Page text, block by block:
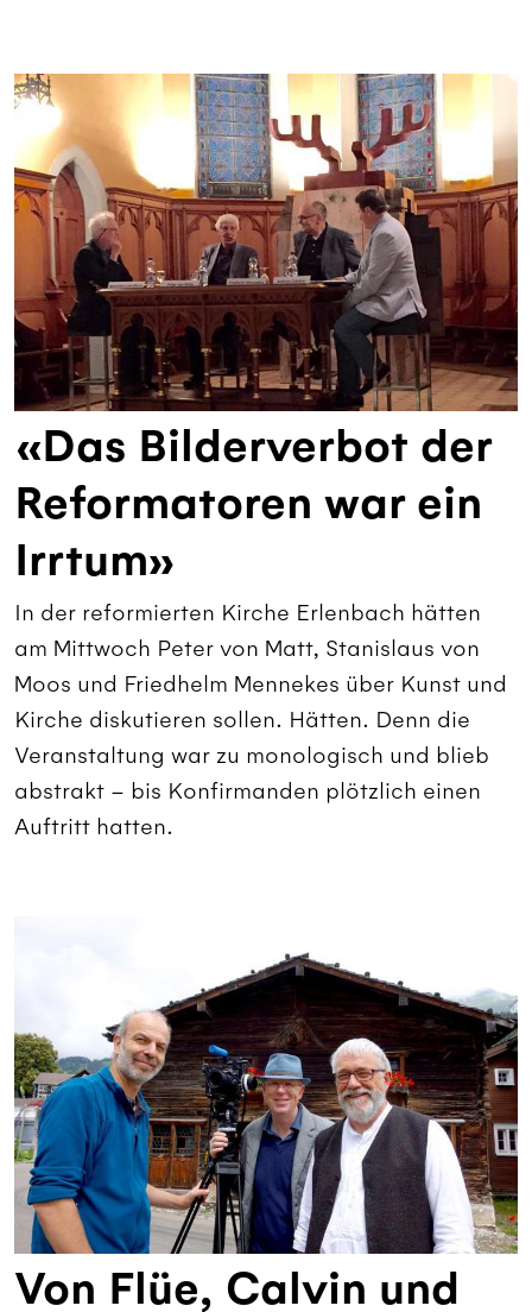
«Das Bilderverbot der
Reformatoren war ein
Irrtum»
In der reformierten Kirche Erlenbach hätten
am Mittwoch Peter von Matt, Stanislaus von
Moos und Friedhelm Mennekes über Kunst und
Kirche diskutieren sollen. Hätten. Denn die
Veranstaltung war zu monologisch und blieb
abstrakt – bis Konfirmanden plötzlich einen
Auftritt hatten.
Von Flüe, Calvin und